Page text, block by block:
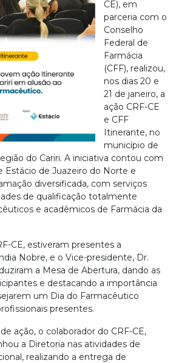
CE), em
parceria com o
Conselho
Federal de
Farmácia
(CFF), realizou,
nos dias 20 e
21 de janeiro, a
ação CRF-CE
e CFF
Itinerante, no
município de
do Cariri. A iniciativa contou com
Estácio de Juazeiro do Norte e
diversificada, com serviços
de qualificação totalmente
e acadêmicos de Farmácia da
CE, estiveram presentes a
Nobre, e o Vice-presidente, Dr.
a Mesa de Abertura, dando as
e destacando a importância
um Dia do Farmacêutico
presentes.
ação, o colaborador do CRF-CE,
a Diretoria nas atividades de
realizando a entrega de